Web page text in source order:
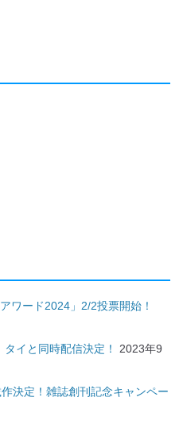
ワード2024」2/2投票開始！
イと同時配信決定！
2023年9
決定！雑誌創刊記念キャンペー